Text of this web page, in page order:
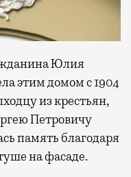
Юлия
этим домом с 1904
из крестьян,
Петровичу
память благодаря
на фасаде.